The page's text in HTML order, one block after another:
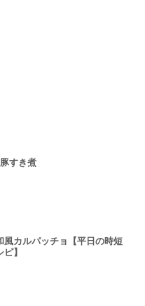
すき煮
風カルパッチョ【平日の時短
】